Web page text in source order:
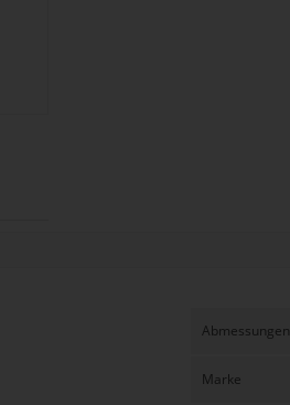
Abmessungen
Marke